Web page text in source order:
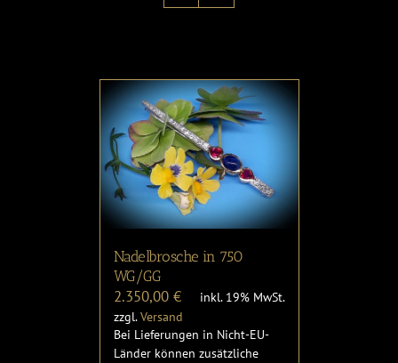
Nadelbrosche in 750
WG/GG
2.350,00 €
inkl. 19% MwSt.
zzgl.Versand
Bei Lieferungen in Nicht-EU-
Länder können zusätzliche